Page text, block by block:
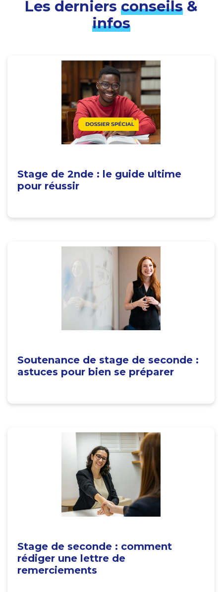
Les derniers conseils&
infos
Stage de 2nde : le guide ultime
pour réussir
Soutenance de stage de seconde :
astuces pour bien se préparer
Stage de seconde : comment
rédiger une lettre de
remerciements